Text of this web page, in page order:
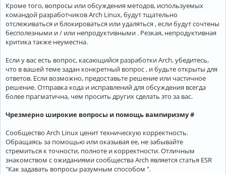
Кроме того, вопросы или обсуждения методов, используемых
командой разработчиков Arch Linux, будут тщательно
отслеживаться и блокироваться или удаляться , если будут сочтены
бесполезными и / или непродуктивными . Резкая, непродуктивная
критика также неуместна.
Если у вас есть вопрос, касающийся разработки Arch, убедитесь,
что в вашей теме задан конкретный вопрос , и будьте открыты для
ответов. Если возможно, предоставьте решение или частичное
решение. Отправка кода и исправлений для обсуждения всегда
более прагматична, чем просить других сделать это за вас.
Чрезмерно широкие вопросы и помощь вампиризму #
Сообщество Arch Linux ценит техническую корректность.
Обращаясь за помощью или оказывая ее, не забывайте
стремиться к точности, полноте и корректности. Отличным
знакомством с ожиданиями сообщества Arch является статья ESR
"Как задавать вопросы разумным способом ".